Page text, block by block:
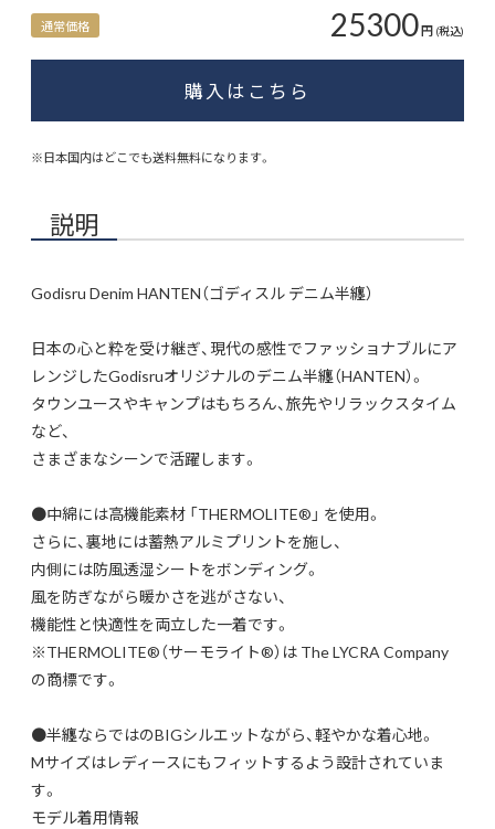
通常価格 25300円 (税込)
購入はこちら
※日本国内はどこでも送料無料になります。
説明
Godisru Denim HANTEN（ゴディスル デニム半纏）
日本の心と粋を受け継ぎ、現代の感性でファッショナブルにア
レンジしたGodisruオリジナルのデニム半纏（HANTEN）。
タウンユースやキャンプはもちろん、旅先やリラックスタイム
など、
さまざまなシーンで活躍します。
●中綿には高機能素材 「THERMOLITE®」 を使用。
さらに、裏地には蓄熱アルミプリントを施し、
内側には防風透湿シートをボンディング。
風を防ぎながら暖かさを逃がさない、
機能性と快適性を両立した一着です。
※THERMOLITE®（サーモライト®）は The LYCRA Company
の商標です。
●半纏ならではのBIGシルエットながら、軽やかな着心地。
Mサイズはレディースにもフィットするよう設計されていま
す。
モデル着用情報